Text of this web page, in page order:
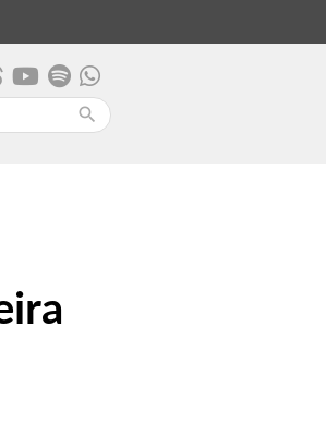
search